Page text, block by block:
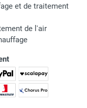
et de traitement
de l'air